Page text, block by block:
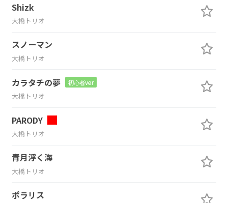
Shizk
大橋トリオ
スノーマン
大橋トリオ
カラタチの夢 初心者ver
大橋トリオ
PARODY
大橋トリオ
青月浮く海
大橋トリオ
ポラリス